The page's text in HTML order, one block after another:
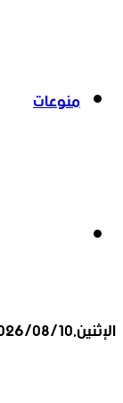
منوعات
الإثنين,2026/08/10